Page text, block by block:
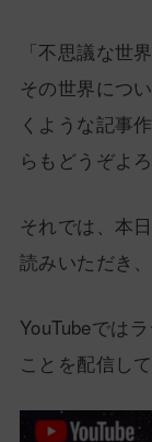
「不思議な世
その世界につ
くような記事
らもどうぞよ
それでは、本
読みいただき
YouTubeでは
ことを配信し